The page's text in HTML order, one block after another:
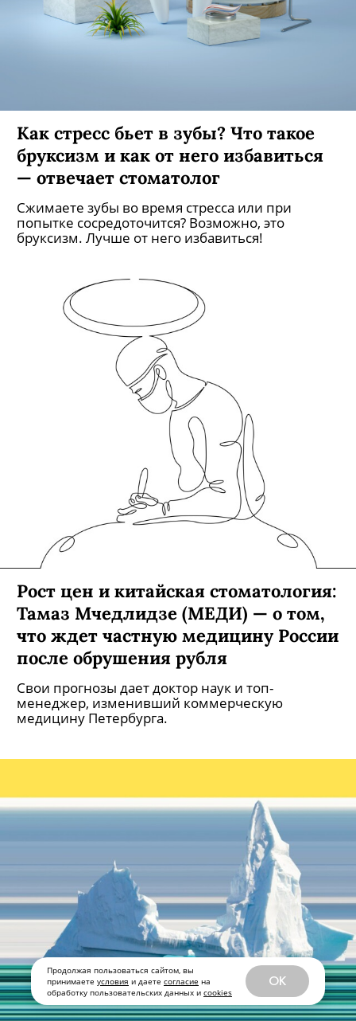
Продолжая пользоваться сайтом, вы
принимаете условия и даете согласие на
обработку пользовательских данных и cookies
OK
Как стресс бьет в зубы? Что такое
бруксизм и как от него избавиться
— отвечает стоматолог
Сжимаете зубы во время стресса или при
попытке сосредоточится? Возможно, это
бруксизм. Лучше от него избавиться!
Рост цен и китайская стоматология:
Тамаз Мчедлидзе (МЕДИ) — о том,
что ждет частную медицину России
после обрушения рубля
Свои прогнозы дает доктор наук и топ-
менеджер, изменивший коммерческую
медицину Петербурга.